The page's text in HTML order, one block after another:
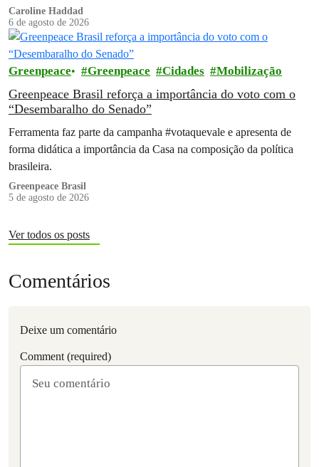
Brasil financiou…
Caroline Haddad
6 de agosto de 2026
Greenpeace Greenpeace Cidades Mobilização
Greenpeace Brasil reforça a importância do voto com o
“Desembaralho do Senado”
Ferramenta faz parte da campanha #votaquevale e apresenta de
forma didática a importância da Casa na composição da política
brasileira.
Greenpeace Brasil
5 de agosto de 2026
Ver todos os posts
Comentários
Deixe um comentário
Comment (required)